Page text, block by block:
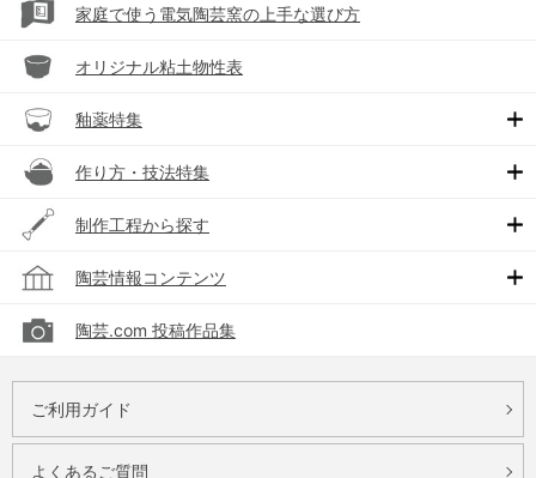
家庭で使う電気陶芸窯の上手な選び方
オリジナル粘土物性表
釉薬特集
作り方・技法特集
制作工程から探す
陶芸情報コンテンツ
陶芸.com 投稿作品集
ご利用ガイド
よくあるご質問